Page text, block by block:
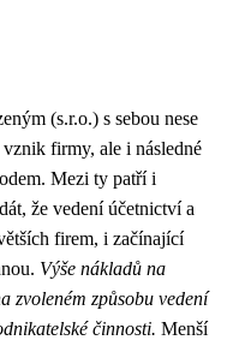
(s.r.o.) s sebou nese
firmy, ale i následné
Mezi ty patří i
že vedení účetnictví a
firem, i začínající
Výše nákladů na
zvoleném způsobu vedení
činnosti. Menší